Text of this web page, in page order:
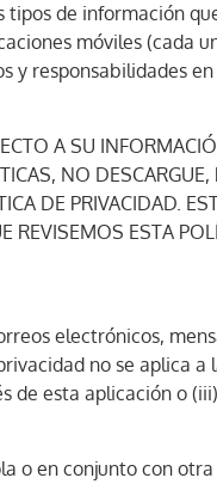
de información
móviles (cada
y responsabilidades
A SU
NO DESCARGUE,
DE PRIVACIDAD.
REVISEMOS ESTA
electrónicos,
no se aplica a
de esta aplicación o
o en conjunto con